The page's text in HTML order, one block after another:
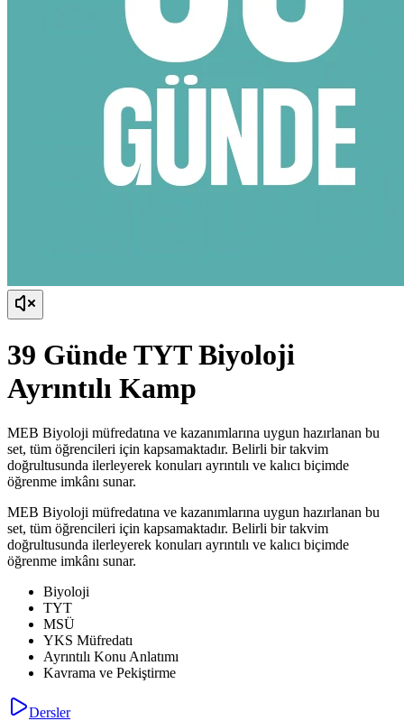
39 Günde TYT Biyoloji
Ayrıntılı Kamp
MEB Biyoloji müfredatına ve kazanımlarına uygun hazırlanan bu
set, tüm öğrencileri için kapsamaktadır. Belirli bir takvim
doğrultusunda ilerleyerek konuları ayrıntılı ve kalıcı biçimde
öğrenme imkânı sunar.
MEB Biyoloji müfredatına ve kazanımlarına uygun hazırlanan bu
set, tüm öğrencileri için kapsamaktadır. Belirli bir takvim
doğrultusunda ilerleyerek konuları ayrıntılı ve kalıcı biçimde
öğrenme imkânı sunar.
Biyoloji
TYT
MSÜ
YKS Müfredatı
Ayrıntılı Konu Anlatımı
Kavrama ve Pekiştirme
Dersler